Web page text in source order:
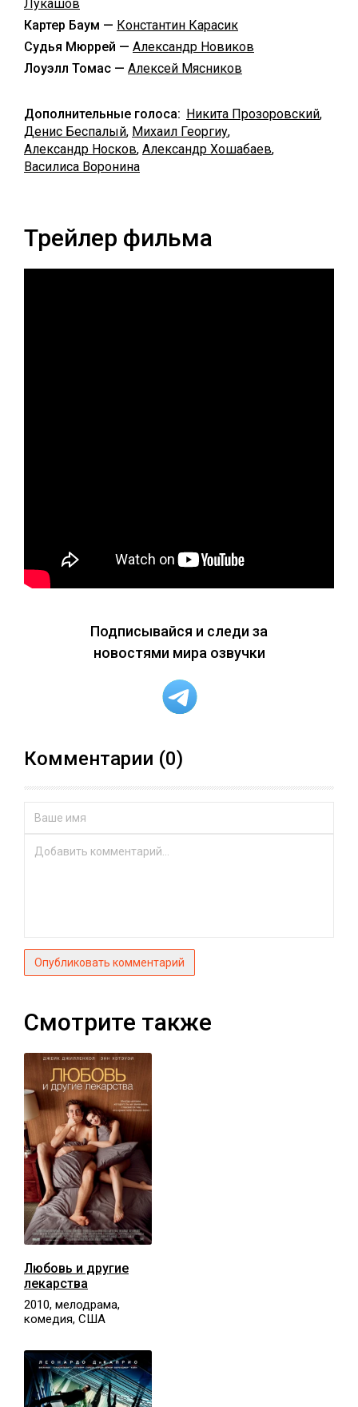
Лукашов
Картер Баум — Константин Карасик
Судья Мюррей — Александр Новиков
Лоуэлл Томас — Алексей Мясников
Дополнительные голоса: Никита Прозоровский,
Денис Беспалый, Михаил Георгиу,
Александр Носков, Александр Хошабаев,
Василиса Воронина
Трейлер фильма
Подписывайся и следи за
новостями мира озвучки
Комментарии (0)
Опубликовать комментарий
Смотрите также
Любовь и другие
лекарства
2010, мелодрама,
комедия, США